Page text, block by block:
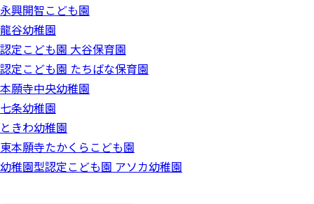
永興開智こども園
龍谷幼稚園
認定こども園 大谷保育園
認定こども園 たちばな保育園
本願寺中央幼稚園
七条幼稚園
ときわ幼稚園
東本願寺たかくらこども園
幼稚園型認定こども園 アソカ幼稚園